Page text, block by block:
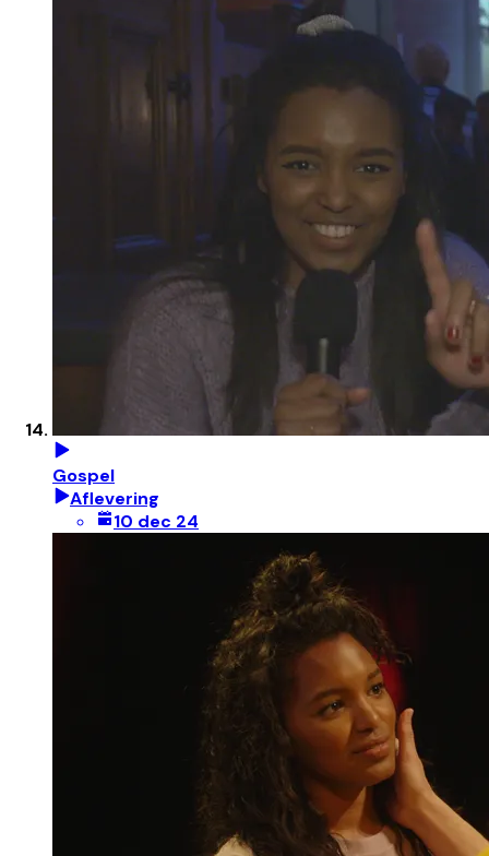
Gospel
Aflevering
10 dec 24